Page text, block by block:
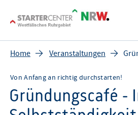
Home Veranstaltungen
Von Anfang an richtig durchstarten!
Gründungscafé -